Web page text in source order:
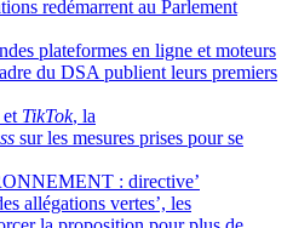
redémarrent au Parlement
plateformes en ligne et moteurs
du DSA publient leurs premiers
et TikTok, la
sur les mesures prises pour se
: directive’
allégations vertes’, les